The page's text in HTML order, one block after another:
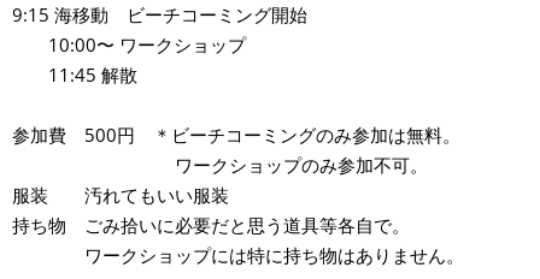
9:15 海移動 ビーチコーミング開始
10:00〜 ワークショップ
11:45 解散
参加費 500円 ＊ビーチコーミングのみ参加は無料。
ワークショップのみ参加不可。
服装 汚れてもいい服装
持ち物 ごみ拾いに必要だと思う道具等各自で。
ワークショップには特に持ち物はありません。